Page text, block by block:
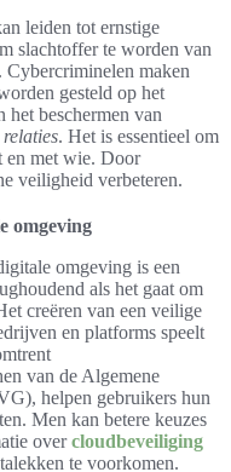
leiden tot ernstige
slachtoffer te worden van
maken
gesteld op het
het beschermen van
. Het is essentieel om
en met wie. Door
veiligheid verbeteren.
omgeving
omgeving is een
als het gaat om
creëren van een veilige
en platforms speelt
van de Algemene
helpen gebruikers hun
Men kan betere keuzes
overcloudbeveiliging
te voorkomen.